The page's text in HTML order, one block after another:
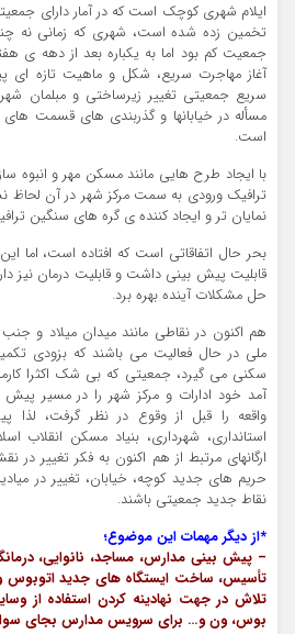
ایلام شهری کوچک است که در آمار دارای
تخمین زده شده است، شهری که زمانی نه
جمعیت کم بود اما به یکباره بعد از دهه ی
آغاز مهاجرت سریع، شکل و ماهیت تازه ای
سریع جمعیتی تغییر زیرساختی و مبلمان
مسأله در خیابانها و گذربندی های قسمت
است.
با ایجاد طرح هایی مانند مسکن مهر و انبوه
ترافیک ورودی به سمت مرکز شهر در آن لحاظ
نمایان تر و ایجاد کننده ی گره های سنگین
بحر حال اتفاقاتی است که افتاده است، اما
قابلیت پیش بینی داشت و قابلیت درمان نیز
حل مشکلات آینده بهره برد.
هم اکنون در نقاطی مانند میدان میلاد و
ملی در حال فعالیت می باشند که بزودی
سکنی می گیرد، جمعیتی که بی شک اکثرا
آمد خود ادارات و مرکز شهر را در مسیر پیش
واقعه را قبل از وقوع در نظر گرفت، لذا
استانداری، شهرداری، بنیاد مسکن انقلاب
ارگانهای مرتبط از هم اکنون به فکر تغییر در
حریم های جدید کوچه، خیابان، تغییر در
نقاط جدید جمعیتی باشند.
*از دیگر مهمات این موضوع؛
– پیش بینی مدارس، مساجد، نانوایی،
تأسیس، ساخت ایستگاه های جدید اتوبوس
تلاش در جهت نهادینه کردن استفاده از
بوس، ون و… برای سرویس مدارس بجای